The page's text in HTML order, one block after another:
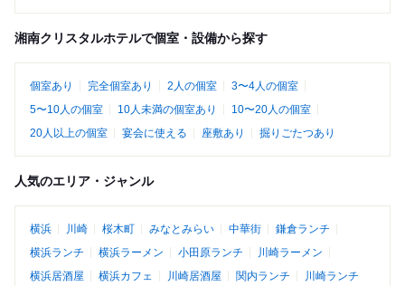
湘南クリスタルホテルで個室・設備から探す
個室あり 完全個室あり 2人の個室
3〜4人の個室
5〜10人の個室
10人未満の個室あり
10〜20人の個室
20人以上の個室
宴会に使える 座敷あり 掘りごたつあり
人気のエリア・ジャンル
横浜 川崎 桜木町 みなとみらい 中華街
鎌倉ランチ
横浜ランチ
横浜ラーメン 小田原ランチ
川崎ラーメン
横浜居酒屋
横浜カフェ 川崎居酒屋 関内ランチ 川崎ランチ